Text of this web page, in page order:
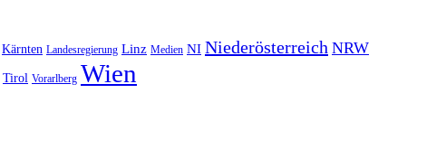
Kärnten Landesregierung Linz Medien NI Niederösterreich NRW
Tirol Vorarlberg Wien